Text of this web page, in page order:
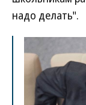
надо делать".